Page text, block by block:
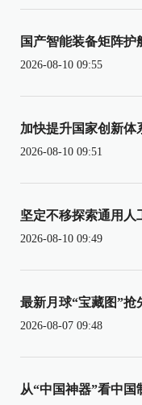
国产智能装备矩阵护
2026-08-10 09:55
加快提升国家创新体
2026-08-10 09:51
坚定不移探索通用人
2026-08-10 09:49
最新月球“宝藏图”抢
2026-08-07 09:48
从“中国神器”看中国